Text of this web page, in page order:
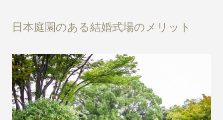
日本庭園のある結婚式場のメリット